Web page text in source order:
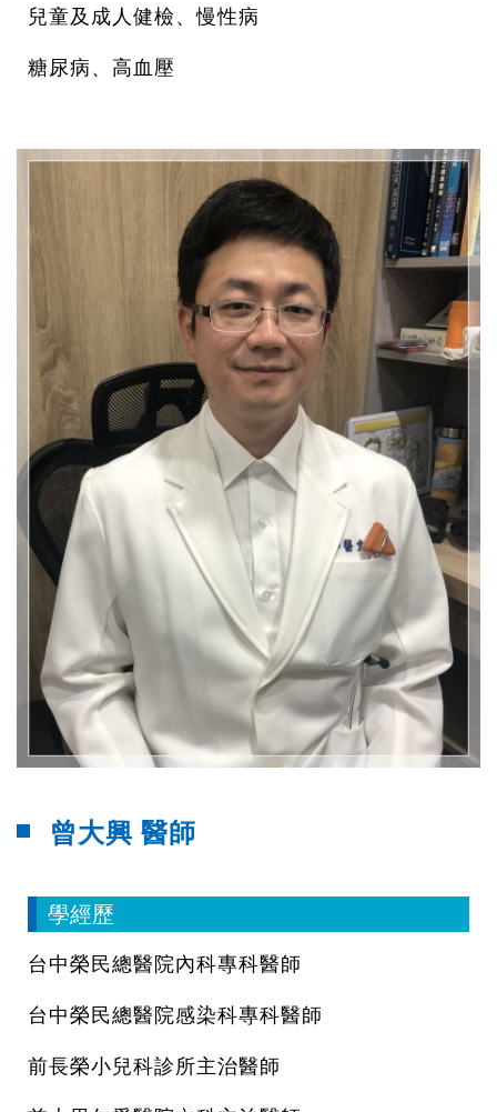
兒童及成人健檢、慢性病
糖尿病、高血壓
曾大興 醫師
學經歷
台中榮民總醫院內科專科醫師
台中榮民總醫院感染科專科醫師
前長榮小兒科診所主治醫師